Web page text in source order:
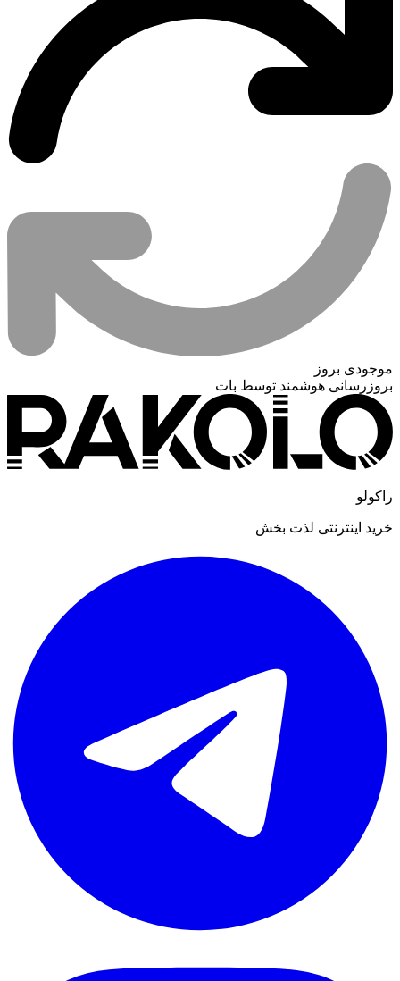
موجودی بروز
بروزرسانی هوشمند توسط بات
راکولو
خرید اینترنتی لذت بخش